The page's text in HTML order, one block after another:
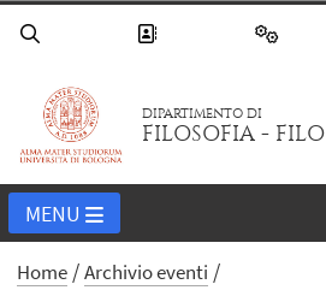
DIPARTIMENTO DI
FILOSOFIA - FILO
MENU
Home Archivio eventi